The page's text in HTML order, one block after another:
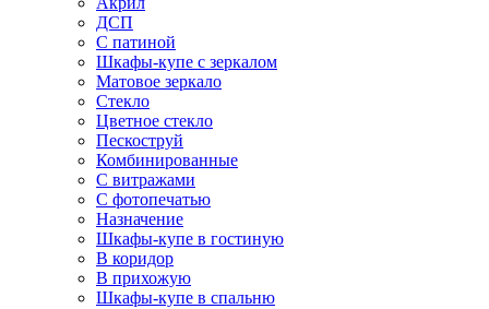
ДСП
С патиной
Шкафы-купе с зеркалом
Матовое зеркало
Стекло
Цветное стекло
Пескоструй
Комбинированные
С витражами
С фотопечатью
Назначение
Шкафы-купе в гостиную
В коридор
В прихожую
Шкафы-купе в спальню